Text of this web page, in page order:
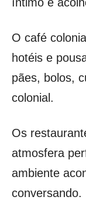
O café
hotéis e
pães, bolos,
colonial.
Os
atmosfera
ambiente
conversando.